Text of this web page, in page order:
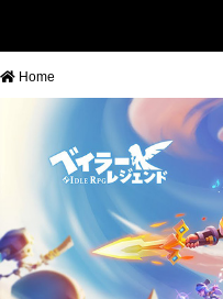
RTS/MOBA
シミュレーション
牧場婚活
DEAD OR ALIVE XVV
パズル/クイズ
Home